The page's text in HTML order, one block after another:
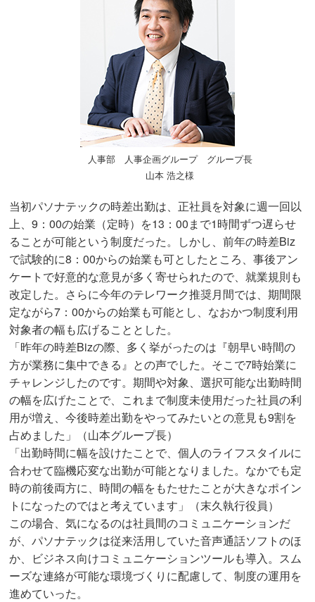
人事部 人事企画グループ グループ長
山本 浩之様
当初パソナテックの時差出勤は、正社員を対象に週一回以
上、9：00の始業（定時）を13：00まで1時間ずつ遅らせ
ることが可能という制度だった。しかし、前年の時差Biz
で試験的に8：00からの始業も可としたところ、事後アン
ケートで好意的な意見が多く寄せられたので、就業規則も
改定した。さらに今年のテレワーク推奨月間では、期間限
定ながら7：00からの始業も可能とし、なおかつ制度利用
対象者の幅も広げることとした。
「昨年の時差Bizの際、多く挙がったのは『朝早い時間の
方が業務に集中できる』との声でした。そこで7時始業に
チャレンジしたのです。期間や対象、選択可能な出勤時間
の幅を広げたことで、これまで制度未使用だった社員の利
用が増え、今後時差出勤をやってみたいとの意見も9割を
占めました」（山本グループ長）
「出勤時間に幅を設けたことで、個人のライフスタイルに
合わせて臨機応変な出勤が可能となりました。なかでも定
時の前後両方に、時間の幅をもたせたことが大きなポイン
トになったのではと考えています」（末久執行役員）
この場合、気になるのは社員間のコミュニケーションだ
が、パソナテックは従来活用していた音声通話ソフトのほ
か、ビジネス向けコミュニケーションツールも導入。スム
ーズな連絡が可能な環境づくりに配慮して、制度の運用を
進めていった。